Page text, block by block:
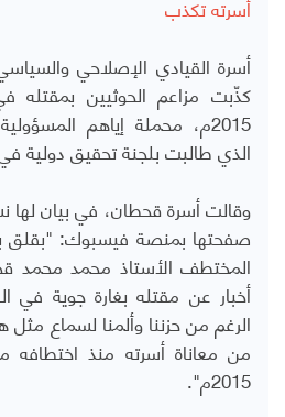
أسرته تكذب
أسرة القيادي الإصلاحي
كذّبت مزاعم الحوثيين بمقتله
2015م، محملة إياهم
الذي طالبت بلجنة تحقيق دولية
وقالت أسرة قحطان، في بيان لها
صفحتها بمنصة فيسبوك: "بقلق
المختطف الأستاذ محمد محمد
الرغم من حزننا وألمنا لسماع
2015م".